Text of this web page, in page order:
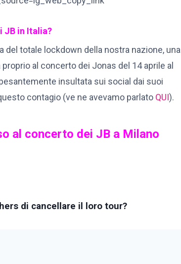
JB in Italia?
totale lockdown della nostra nazione, una
al concerto dei Jonas del 14 aprile al
insultata sui social dai suoi
contagio (ve ne avevamo parlato QUI).
al concerto dei JB a Milano
di cancellare il loro tour?